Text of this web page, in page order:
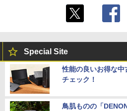
Special Site
性能の良いお得な
チェック！
鳥肌ものの「